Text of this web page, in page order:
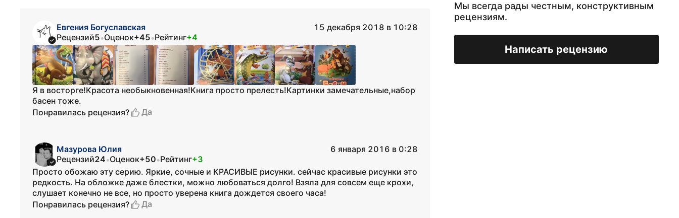
Мы всегда рады честным, конструктивным
рецензиям.
Написать рецензию
Евгения Богуславская
15 декабря 2018 в 10:28
Рецензий5•Оценок+45•Рейтинг+4
Я в восторге!Красота необыкновенная!Книга просто прелесть!Картинки замечательные,набор
басен тоже.
Понравилась рецензия?
Да
Мазурова Юлия
6 января 2016 в 0:28
Рецензий24•Оценок+50•Рейтинг+3
Просто обожаю эту серию. Яркие, сочные и КРАСИВЫЕ рисунки. сейчас красивые рисунки это
редкость. На обложке даже блестки, можно любоваться долго! Взяла для совсем еще крохи,
слушает конечно не все, но просто уверена книга дождется своего часа!
Понравилась рецензия?
Да